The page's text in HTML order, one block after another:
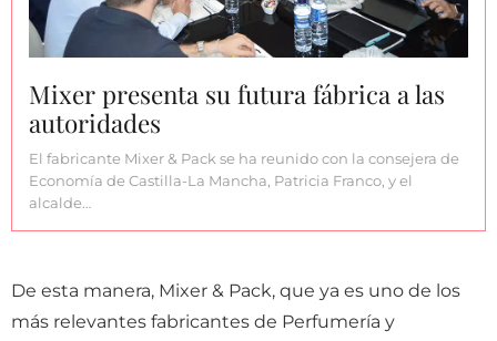
Mixer presenta su futura fábrica a las
autoridades
El fabricante Mixer & Pack se ha reunido con la consejera de
Economía de Castilla-La Mancha, Patricia Franco, y el
alcalde…
De esta manera, Mixer & Pack, que ya es uno de los
más relevantes fabricantes de Perfumería y